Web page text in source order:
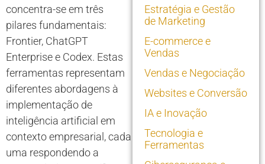
concentra-se em três
pilares fundamentais:
Frontier, ChatGPT
Enterprise e Codex. Estas
ferramentas representam
diferentes abordagens à
implementação de
inteligência artificial em
contexto empresarial, cada
uma respondendo a
Estratégia e Gestão
de Marketing
E-commerce e
Vendas
Vendas e Negociação
Websites e Conversão
IA e Inovação
Tecnologia e
Ferramentas